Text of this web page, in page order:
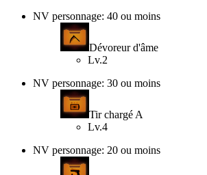
NV personnage: 40 ou moins
Dévoreur d'âme
Lv.2
NV personnage: 30 ou moins
Tir chargé A
Lv.4
NV personnage: 20 ou moins